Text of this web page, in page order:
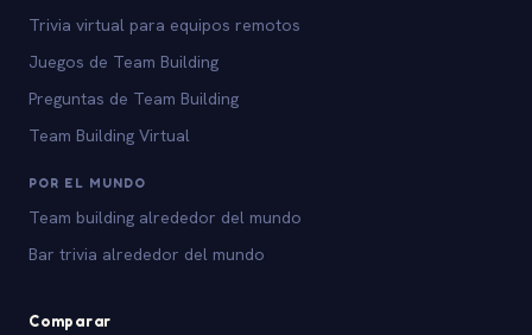
Trivia virtual para equipos remotos
Juegos de Team Building
Preguntas de Team Building
Team Building Virtual
POR EL MUNDO
Team building alrededor del mundo
Bar trivia alrededor del mundo
Comparar